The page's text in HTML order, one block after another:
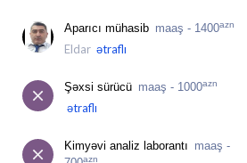
Aparıcı mühasib maaş - 1400azn
Eldar ətraflı
Şəxsi sürücü maaş - 1000azn
ətraflı
Kimyəvi analiz laborantı maaş -
azn